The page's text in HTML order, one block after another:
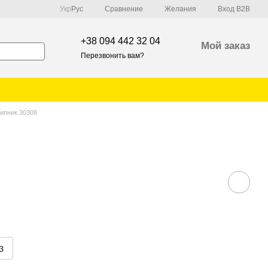
Укр Рус Сравнение Желания Вход B2B
+38 094 442 32 04
Перезвонить вам?
Мой заказ
30308